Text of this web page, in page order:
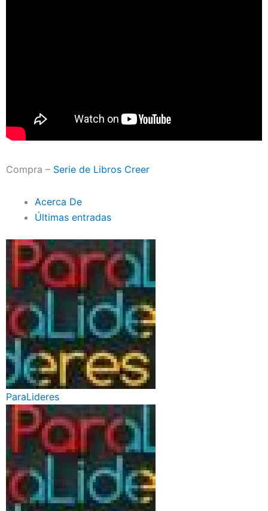
Compra – Serie de Libros Creer
Acerca De
Últimas entradas
ParaLideres